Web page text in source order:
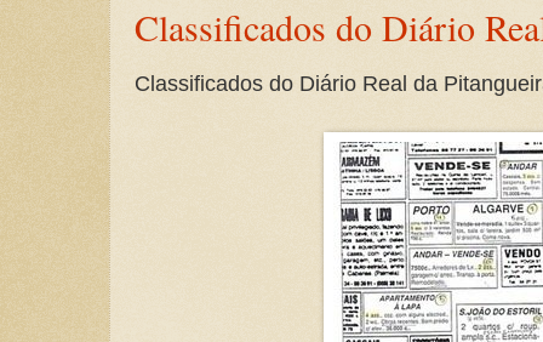
Classificados do Diário
Classificados do Diário Real da